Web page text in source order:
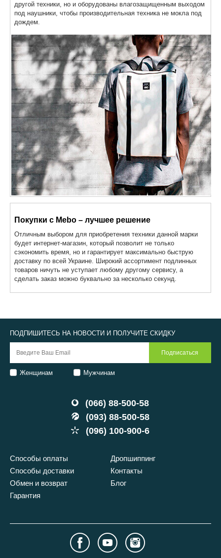
другой техники, но и оборудованы влагозащищенным выходом
под наушники, чтобы производительная техника не мокла под
дождем.
Покупки с Mebo – лучшее решение
Отличным выбором для приобретения техники данной марки
будет интернет-магазин, который позволит не только
сэкономить время, но и гарантирует максимально быструю
доставку по всей Украине. Широкий ассортимент подлинных
товаров ничуть не уступает любому другому сервису, а
сделать заказ можно буквально за несколько секунд.
(066) 88-500-58
(093) 88-500-58
(096) 100-900-6
Способы оплаты
Способы доставки
Обмен и возврат
Гарантия
Дропшиппинг
Контакты
Блог
ПОДПИШИТЕСЬ НА НОВОСТИ И ПОЛУЧИТЕ СКИДКУ
Женщинам Мужчинам